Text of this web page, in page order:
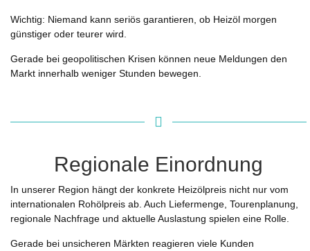
Wichtig: Niemand kann seriös garantieren, ob Heizöl morgen
günstiger oder teurer wird.
Gerade bei geopolitischen Krisen können neue Meldungen den
Markt innerhalb weniger Stunden bewegen.
Regionale Einordnung
In unserer Region hängt der konkrete Heizölpreis nicht nur vom
internationalen Rohölpreis ab. Auch Liefermenge, Tourenplanung,
regionale Nachfrage und aktuelle Auslastung spielen eine Rolle.
Gerade bei unsicheren Märkten reagieren viele Kunden